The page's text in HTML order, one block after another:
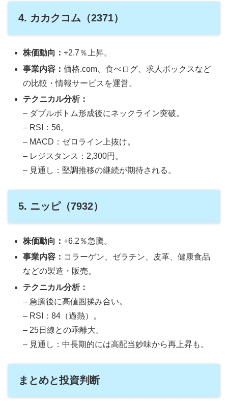
4. カカクコム（2371）
株価動向：+2.7％上昇。
事業内容：価格.com、食べログ、求人ボックスなど
の比較・情報サービスを運営。
テクニカル分析：
– ダブルボトム形成後にネックライン突破。
– RSI：56。
– MACD：ゼロライン上抜け。
– レジスタンス：2,300円。
– 見通し：堅調推移の継続が期待される。
5. ニッピ（7932）
株価動向：+6.2％急騰。
事業内容： コラーゲン、ゼラチン、皮革、健康食品
などの製造・販売。
テクニカル分析：
– 急騰後に高値圏揉み合い。
– RSI：84（過熱）。
– 25日線との乖離大。
– 見通し：中長期的には高配当妙味から再上昇も。
まとめと投資判断